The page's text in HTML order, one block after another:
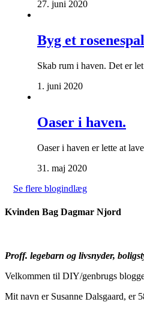
27. juni 2020
Byg et
Skab rum i haven. Det er
1. juni 2020
Oaser i haven.
Oaser i haven er lette at
31. maj 2020
Se flere blogindlæg
Kvinden Bag Dagmar Njord
Proff. legebarn og livsnyder,
Velkommen til DIY/genbrugs
Mit navn er Susanne Dalsgaard, er